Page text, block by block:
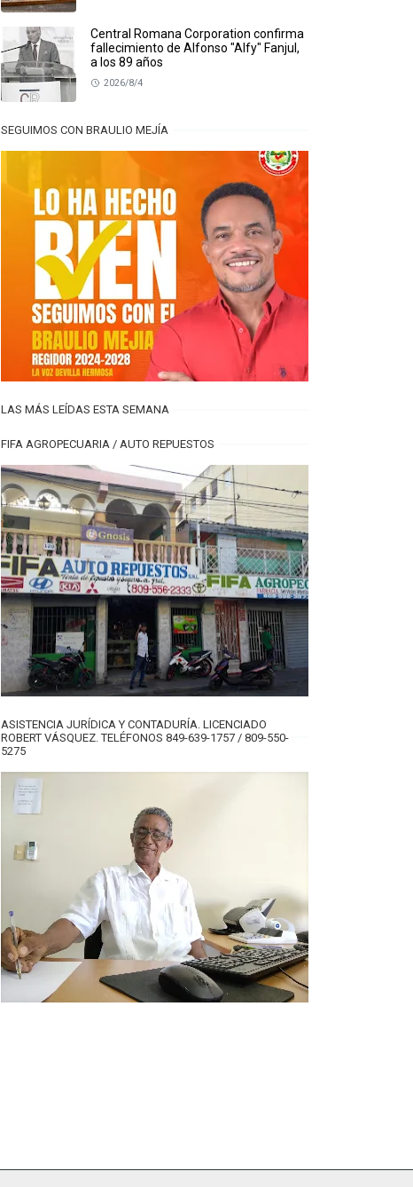
Central Romana Corporation confirma
fallecimiento de Alfonso "Alfy" Fanjul,
a los 89 años
2026/8/4
SEGUIMOS CON BRAULIO MEJÍA
LAS MÁS LEÍDAS ESTA SEMANA
FIFA AGROPECUARIA / AUTO REPUESTOS
ASISTENCIA JURÍDICA Y CONTADURÍA. LICENCIADO
ROBERT VÁSQUEZ. TELÉFONOS 849-639-1757 / 809-550-
5275